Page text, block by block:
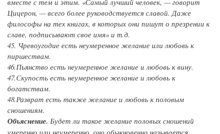
вместе с тем и этим. «Самый лучший человек, — говорит
Цицерон, — всего более руководствуется славой. Даже
философы на тех книгах, в которых они пишут о презрении к
славе, подписывают свое имя» и т.д.
45. Чревоугодие есть неумеренное желание или любовь к
пиршествам.
46.Пьянство есть неумеренное желание и любовь к вину.
47.Скупость есть неумеренное желание и любовь к
богатствам.
48.Разврат есть также желание и любовь к половым
сношениям.
Объяснение. Будет ли такое желание половых сношений